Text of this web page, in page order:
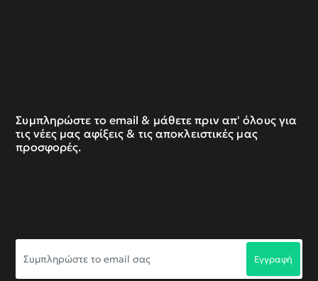
Συμπληρώστε το email & μάθετε πριν απ' όλους για
τις νέες μας αφίξεις & τις αποκλειστικές μας
προσφορές.
το
Εγγραφή